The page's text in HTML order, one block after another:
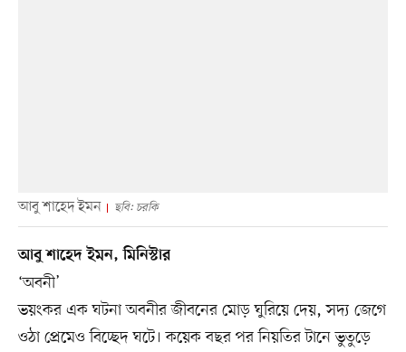
আবু শাহেদ ইমন ছবি: চরকি
আবু শাহেদ ইমন, মিনিস্টার
‘অবনী’
ভয়ংকর এক ঘটনা অবনীর জীবনের মোড় ঘুরিয়ে দেয়, সদ্য জেগে
ওঠা প্রেমেও বিচ্ছেদ ঘটে। কয়েক বছর পর নিয়তির টানে ভুতুড়ে